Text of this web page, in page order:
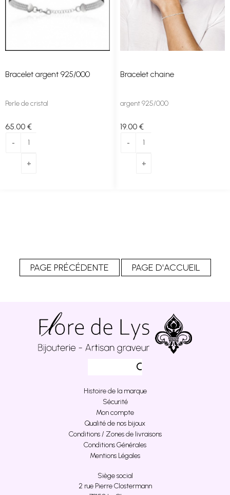
Bracelet argent 925/000
Perle de cristal
65 .00 €
Bracelet chaine
argent 925/000
19.00 €
Histoire de la marque
Sécurité
Mon compte
Qualité de nos bijoux
Conditions / Zones de livraisons
Conditions Générales
Mentions Légales
Siège social
2 rue Pierre Clostermann